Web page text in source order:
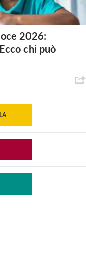
2026:
chi può